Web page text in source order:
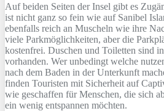
Auf beiden Seiten der Insel gibt es
ist nicht ganz so fein wie auf Sanibel
ebenfalls reich an Muscheln wie ihre
viele Parkmöglichkeiten, aber die
kostenfrei. Duschen und Toiletten sind
vorhanden. Wer unbedingt welche
nach dem Baden in der Unterkunft
finden Touristen mit Sicherheit auf
wie geschaffen für Menschen, die sich
ein wenig entspannen möchten.